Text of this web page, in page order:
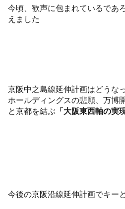
今頃、歓声に包まれているであ
えました
京阪中之島線延伸計画はどうな
ホールディングスの悲願、万博
と京都を結ぶ 「大阪東西軸の実
今後の京阪沿線延伸計画でキー